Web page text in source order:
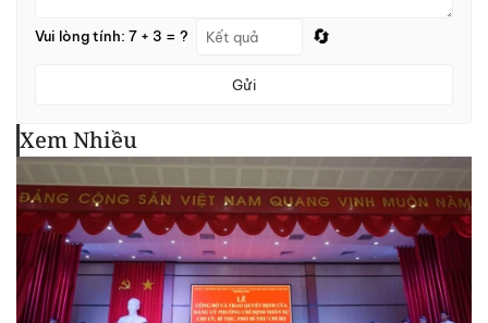
Vui lòng tính: 7 + 3 = ? 🔄
Gửi
Xem Nhiều